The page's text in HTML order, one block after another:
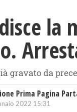
la
gravato da
Prima Pagina
2022 15:31